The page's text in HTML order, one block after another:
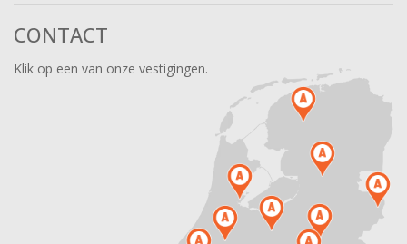
CONTACT
Klik op een van onze vestigingen.